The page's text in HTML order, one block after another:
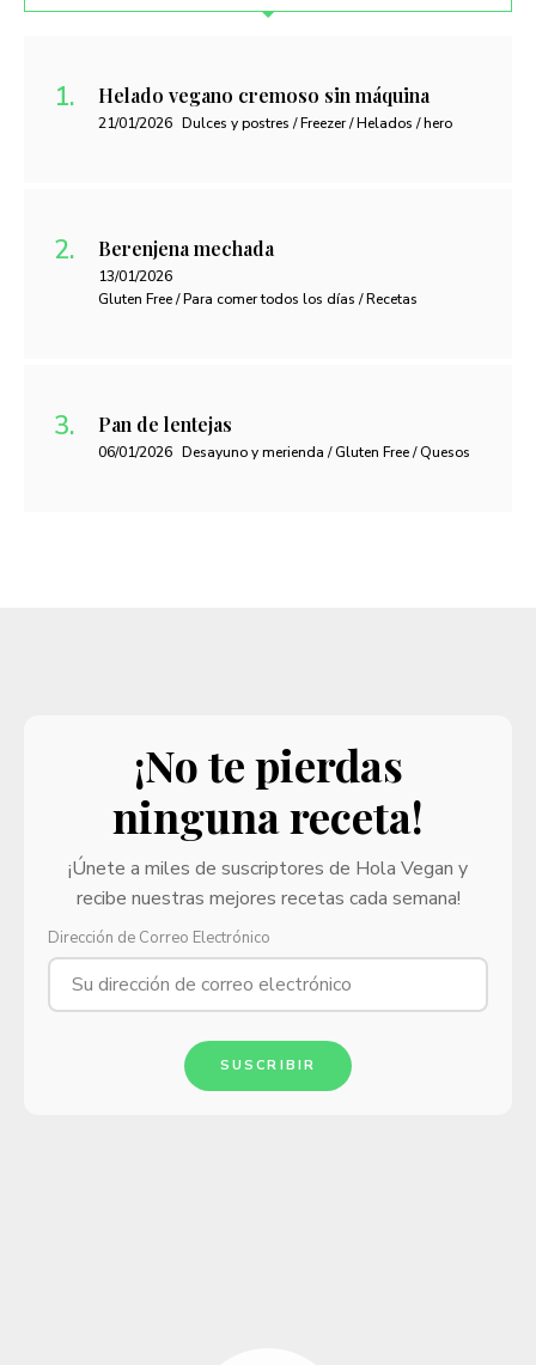
Helado vegano cremoso sin máquina
21/01/2026 Dulces y postres / Freezer / Helados / hero
Berenjena mechada
13/01/2026
Gluten Free / Para comer todos los días / Recetas
Pan de lentejas
06/01/2026 Desayuno y merienda / Gluten Free / Quesos
¡No te pierdas
ninguna receta!
¡Únete a miles de suscriptores de Hola Vegan y
recibe nuestras mejores recetas cada semana!
Dirección de Correo Electrónico
SUSCRIBIR